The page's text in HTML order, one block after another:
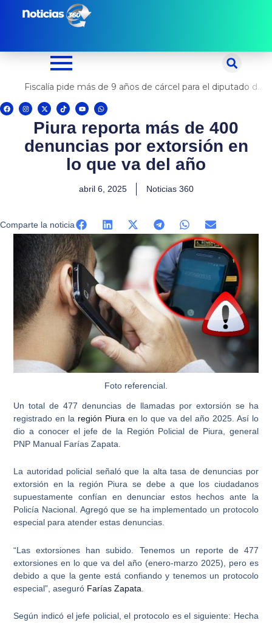
Fiscalía pide más de 9 años de cárcel para el diputado de oposición Harvey Colchado
F
a
c
I
n
s
r
a
X
-
t
w
t
e
T
i
k
t
Y
o
u
t
e
W
h
a
t
s
a
p
p
Piura reporta más de 400
denuncias por extorsión en
lo que va del año
abril 6, 2025 Noticias 360
Comparte la noticia
Foto referencial.
Un total de477 denuncias de llamadas por extorsión se ha
registrado en la región Piura en lo que va del año 2025. Así lo
dio a conocer el jefe de la Región Policial de Piura, general
PNP Manual Farías Zapata.
La autoridad policial señaló que la alta tasa de denuncias por
extorsión en la región Piura se debe a que los ciudadanos
supuestamente confían en denunciar estos hechos ante la
Policía Nacional. Agregó que se ha implementado un protocolo
especial para atender estas denuncias.
“Las extorsiones han subido. Tenemos un reporte de 477
extorsiones en lo que va del año (enero-marzo 2025), pero es
debido a que la gente está confiando y tenemos un protocolo
especial”, aseguró Farías Zapata
Según indicó el jefe policial, el protocolo es el siguiente: Hecha